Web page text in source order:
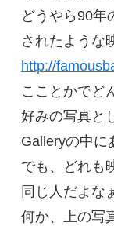
どうやら90年
されたような
http://
こことかでど
好みの写真と
Galleryの中に
でも、どれも
同じ人だよな
何か、上の写